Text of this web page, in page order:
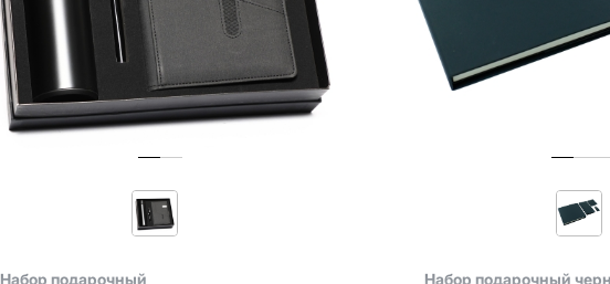
Набор подарочный Набор подарочный